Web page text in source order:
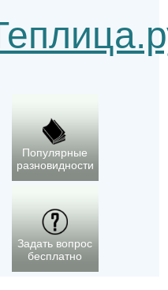
Популярные
разновидности
Задать вопрос
бесплатно